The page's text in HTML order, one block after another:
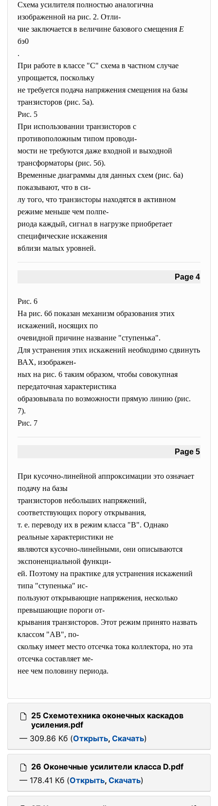
Схема усилителя полностью аналогична
изображенной на рис. 2. Отли-
чие заключается в величине базового смещения E
бэ0
.
При работе в классе "С" схема в частном случае
упрощается, поскольку
не требуется подача напряжения смещения на базы
транзисторов (рис. 5а).
Рис. 5
При использовании транзисторов с
противоположным типом проводи-
мости не требуются даже входной и выходной
трансформаторы (рис. 5б).
Временные диаграммы для данных схем (рис. 6а)
показывают, что в си-
лу того, что транзисторы находятся в активном
режиме меньше чем полпе-
риода каждый, сигнал в нагрузке приобретает
специфические искажения
вблизи малых уровней.
Page 4
Рис. 6
На рис. 6б показан механизм образования этих
искажений, носящих по
очевидной причине название "ступенька".
Для устранения этих искажений необходимо сдвинуть
ВАХ, изображен-
ных на рис. 6 таким образом, чтобы совокупная
передаточная характеристика
образовывала по возможности прямую линию (рис.
7).
Рис. 7
Page 5
При кусочно-линейной аппроксимации это означает
подачу на базы
транзисторов небольших напряжений,
соответствующих порогу открывания,
т. е. переводу их в режим класса "В". Однако
реальные характеристики не
являются кусочно-линейными, они описываются
экспоненциальной функци-
ей. Поэтому на практике для устранения искажений
типа "ступенька" ис-
пользуют открывающие напряжения, несколько
превышающие пороги от-
крывания транзисторов. Этот режим принято назвать
классом "АВ", по-
скольку имеет место отсечка тока коллектора, но эта
отсечка составляет ме-
нее чем половину периода.
25 Схемотехника оконечных каскадов
усиления.pdf
— 309.86 Кб (Открыть, Скачать)
26 Оконечные усилители класса D.pdf
— 178.41 Кб (Открыть, Скачать)